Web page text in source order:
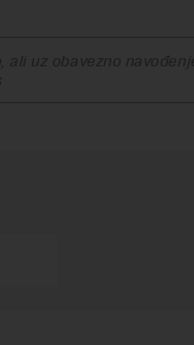
uz obavezno